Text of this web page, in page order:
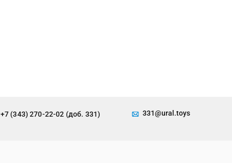
+7 (343) 270-22-02 (доб. 331) 331@ural.toys